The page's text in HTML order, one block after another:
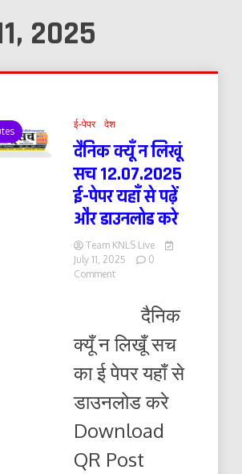
2025
ई-पेपर देश
दैनिक क्यूँ न लिखूं
सच 12.07.2025
ई-पेपर यहाँ से पढ़ें
और डाउनलोड करे
Team KNLS Live
July 11, 2025
0
Commenton
सच
12.07.2025
ई-
पेपर
यहाँ
पढ़ें
डाउनलोड
दैनिक
क्यूँ न लिखूँ सच
का ई पेपर यहाँ से
डाउनलोड करे
Download
QR Post